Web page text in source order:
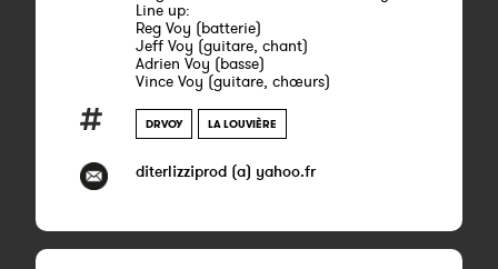
Line up:
Reg Voy (batterie)
Jeff Voy (guitare, chant)
Adrien Voy (basse)
Vince Voy (guitare, chœurs)
DRVOY LA LOUVIÈRE
diterlizziprod (a) yahoo.fr